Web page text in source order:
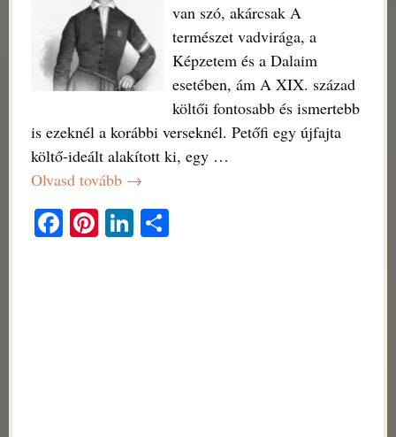
van szó, akárcsak A
természet vadvirága, a
Képzetem és a Dalaim
esetében, ám A XIX. század
költői fontosabb és ismertebb
is ezeknél a korábbi verseknél. Petőfi egy újfajta
költő-ideált alakított ki, egy …
Olvasd tovább →
Fa Pi Li